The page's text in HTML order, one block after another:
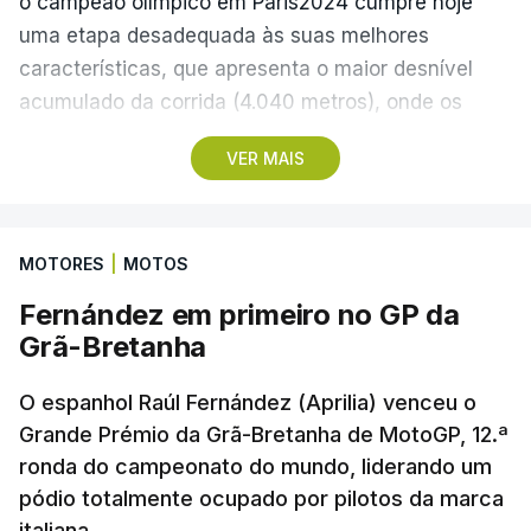
(Com Lusa)
VER MAIS
uma etapa desadequada às suas melhores
características, que apresenta o maior desnível
acumulado da corrida (4.040 metros), onde os
teóricos candidatos à vitória final devem ser os
dos Vinhos, no distrito de Leiria, às 13:55, e inclui
três contagens de montanha antes da derradeira
subida: uma de segunda categoria, no Alto de
Alto da Portela de Gavião (66,7) e no Alto da
Portela do Armadouro (74,7).
O pelotão de 117 corredores cruza ainda duas
MOTORES MOTOS
Fernández em primeiro no GP da
Grã-Bretanha
O espanhol Raúl Fernández (Aprilia) venceu o
Grande Prémio da Grã-Bretanha de MotoGP, 12.ª
ronda do campeonato do mundo, liderando um
pódio totalmente ocupado por pilotos da marca